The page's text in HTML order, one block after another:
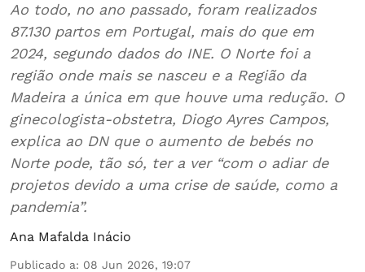
Ao todo, no ano passado, foram realizados
87.130 partos em Portugal, mais do que em
2024, segundo dados do INE. O Norte foi a
região onde mais se nasceu e a Região da
Madeira a única em que houve uma redução. O
ginecologista-obstetra, Diogo Ayres Campos,
explica ao DN que o aumento de bebés no
Norte pode, tão só, ter a ver “com o adiar de
projetos devido a uma crise de saúde, como a
pandemia”.
Ana Mafalda Inácio
Publicado a: 08 Jun 2026, 19:07